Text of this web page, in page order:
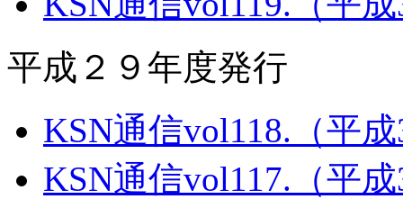
平成２９年度発行
KSN通信vol118.（平
KSN通信vol117.（平